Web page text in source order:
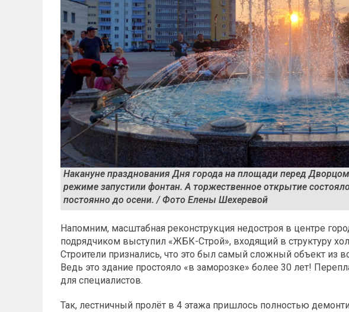
Накануне празднования Дня города на площади перед
режиме запустили фонтан. А торжественное открытие
постоянно до осени. / Фото Елены Шехеревой
Напомним, масштабная реконструкция недостроя в центре
подрядчиком выступил «ЖБК-Строй», входящий в структуру
Строители признались, что это был самый сложный объект из
Ведь это здание простояло «в заморозке» более 30 лет!
для специалистов.
Так, лестничный пролёт в 4 этажа пришлось полностью